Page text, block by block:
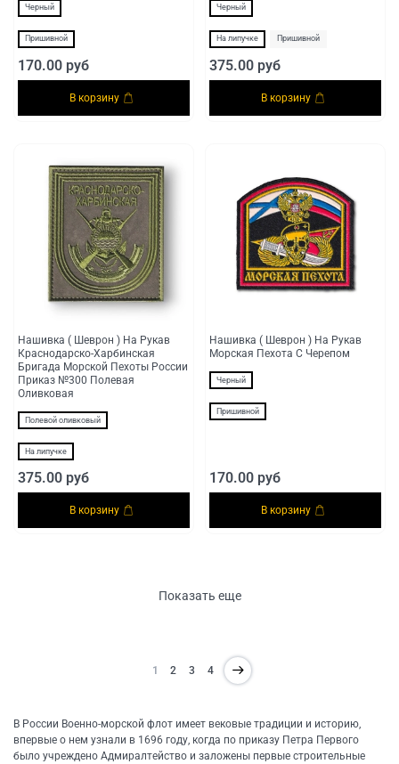
Черный
Пришивной
170.00 руб
В корзину
Черный
На липучке Пришивной
375.00 руб
В корзину
Нашивка ( Шеврон ) На Рукав
Краснодарско-Харбинская
Бригада Морской Пехоты России
Приказ №300 Полевая
Оливковая
Полевой оливковый
На липучке
375.00 руб
В корзину
Нашивка ( Шеврон ) На Рукав
Морская Пехота С Черепом
Черный
Пришивной
170.00 руб
В корзину
Показать еще
1 2 3 4
В России Военно-морской флот имеет вековые традиции и историю,
впервые о нем узнали в 1696 году, когда по приказу Петра Первого
было учреждено Адмиралтейство и заложены первые строительные